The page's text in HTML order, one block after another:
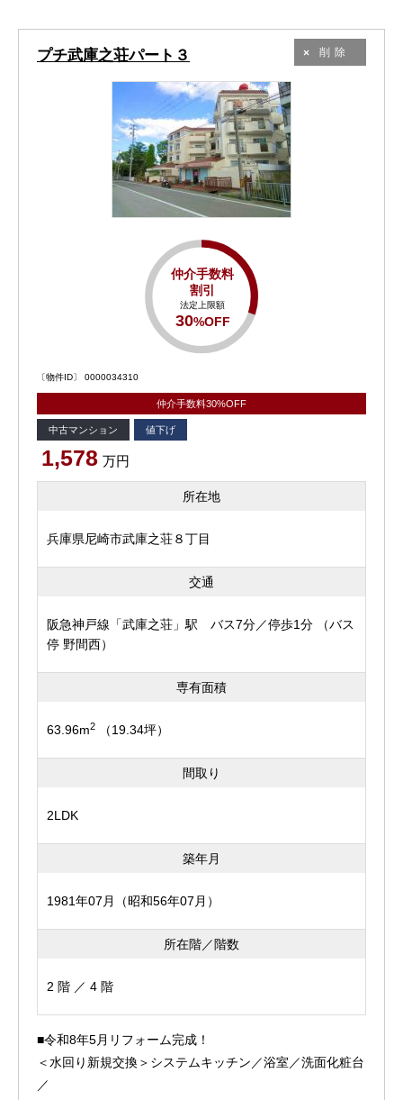
プチ武庫之荘パート３ 削除
仲介手数料
割引
法定上限額
30%OFF
〔物件ID〕 0000034310
仲介手数料30%OFF
中古マンション 値下げ
1,578 万円
所在地
兵庫県尼崎市武庫之荘８丁目
交通
阪急神戸線「武庫之荘」駅 バス7分／停歩1分 （バス
停 野間西）
専有面積
63.96m2 （19.34坪）
間取り
2LDK
築年月
1981年07月（昭和56年07月）
所在階／階数
2 階 ／ 4 階
■令和8年5月リフォーム完成！
＜水回り新規交換＞システムキッチン／浴室／洗面化粧台
／